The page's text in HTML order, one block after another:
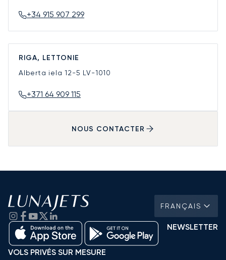
+34 915 907 299
RIGA, LETTONIE
Alberta iela 12-5 LV-1010
+371 64 909 115
NOUS CONTACTER
FRANÇAIS
NEWSLETTER
VOLS PRIVÉS SUR MESURE